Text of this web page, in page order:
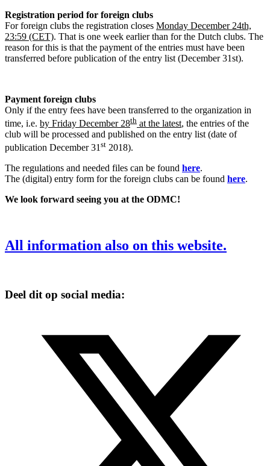
Registration period for foreign clubs
For foreign clubs the registration closes Monday December 24th,
23:59 (CET). That is one week earlier than for the Dutch clubs. The
reason for this is that the payment of the entries must have been
transferred before publication of the entry list (December 31st).
Payment foreign clubs
Only if the entry fees have been transferred to the organization in
time, i.e. by Friday December 28th at the latest, the entries of the
club will be processed and published on the entry list (date of
publication December 31st 2018).
The regulations and needed files can be found here.
The (digital) entry form for the foreign clubs can be found here.
We look forward seeing you at the ODMC!
All information also on this website.
Deel dit op social media: